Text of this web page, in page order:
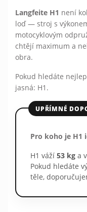
Langfeite H1 není
loď — stroj s
motocyklovým
chtějí maximum a
obra.
Pokud hledáte
jasná: H1.
UPŘÍMNÉ
Pro koho je H1
H1 váží 53 kg a
Pokud hledáte
těle,